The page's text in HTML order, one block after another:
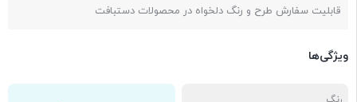
قابلیت سفارش طرح و رنگ دلخواه در محصولات دستبافت
ویژگی‌ها